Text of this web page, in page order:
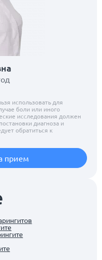
использовать для
боли или иного
исследования должен
диагноза и
обратиться к
прием